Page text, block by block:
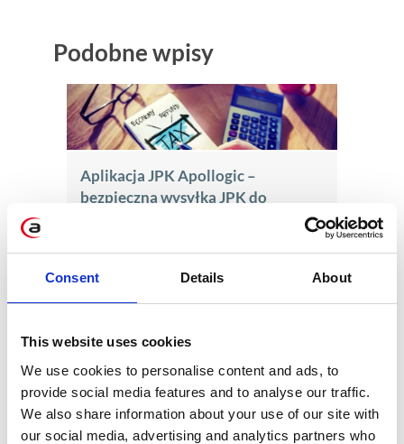
Consent Details About
This website uses cookies
We use cookies to personalise content and ads, to
provide social media features and to analyse our traffic.
We also share information about your use of our site with
our social media, advertising and analytics partners who
Podobne wpisy
Aplikacja JPK Apollogic –
bezpieczna wysyłka JPK do
Smart Office – czy to już
konieczność? 5 przykładów
lip 25, 2016